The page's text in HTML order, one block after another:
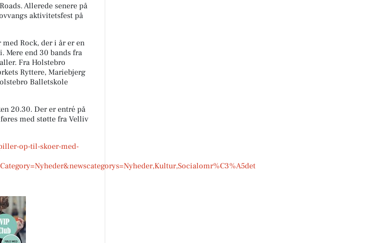
Allerede senere på
aktivitetsfest på
Rock, der i år er en
Mere end 30 bands fra
Fra Holstebro
Ryttere, Mariebjerg
Balletskole
20.30. Der er entré på
med støtte fra Velliv
op-til-skoer-med-